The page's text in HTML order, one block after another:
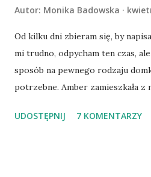
Autor: Monika Badowska
Od kilku dni zbieram się, by
mi trudno, odpycham ten czas,
sposób na pewnego rodzaju
potrzebne. Amber zamieszkała z
Mazowieckim, pojechaliśmy na
UDOSTĘPNIJ 7 KOMENTARZY